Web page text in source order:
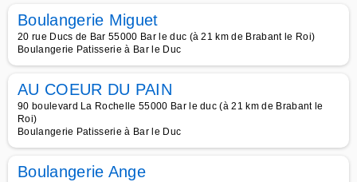
Boulangerie Miguet
20 rue Ducs de Bar 55000 Bar le duc (à 21 km de Brabant le Roi)
Boulangerie Patisserie à Bar le Duc
AU COEUR DU PAIN
90 boulevard La Rochelle 55000 Bar le duc (à 21 km de Brabant le
Roi)
Boulangerie Patisserie à Bar le Duc
Boulangerie Ange